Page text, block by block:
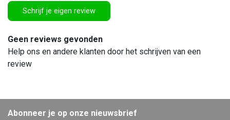
Schrijf je eigen review
Geen reviews gevonden
Help ons en andere klanten door het schrijven van een
review
Abonneer je op onze nieuwsbrief